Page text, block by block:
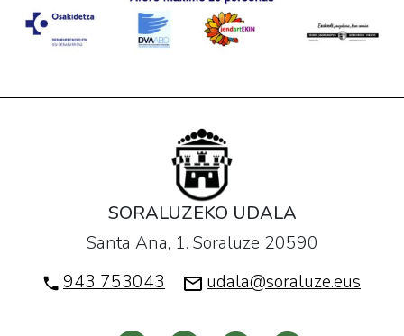
SORALUZEKO UDALA
Santa Ana, 1. Soraluze 20590
943 753043
udala@soraluze.eus